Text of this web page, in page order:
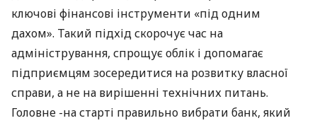
ключові фінансові інструменти «під одним
дахом». Такий підхід скорочує час на
адміністрування, спрощує облік і допомагає
підприємцям зосередитися на розвитку власної
справи, а не на вирішенні технічних питань.
Головне -на старті правильно вибрати банк, який